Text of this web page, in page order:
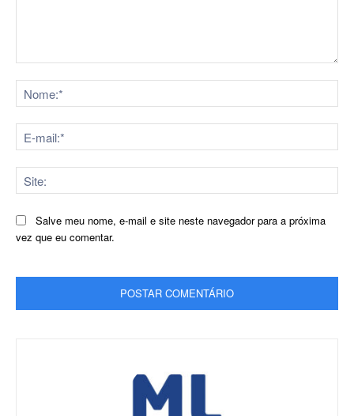
Salve meu nome, e-mail e site neste navegador para a próxima
vez que eu comentar.